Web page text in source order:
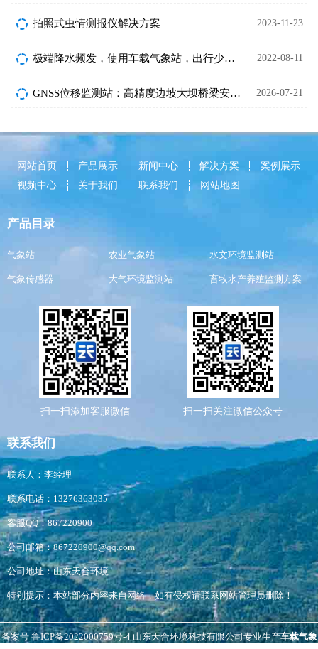
拍照式虫情测报仪解决方案 2023-11-23
极端降水频发，使用车载气象站，出行少烦忧 2022-08-11
GNSS位移监测站：高精度边坡大坝桥梁安全监测设备介绍 2026-07-21
网站首页 产品展示 新闻中心 解决方案
案例展示
视频中心
关于我们 联系我们 网站地图
产品目录
气象站 农业气象站 水文环境监测站
气象传感器 大气环境监测站 畜牧水产养殖监测方案
扫一扫添加客服微信 扫一扫关注微信公众号
联系我们
联系人：李经理
联系电话：13276363035
客服QQ：867220900
公司邮箱：867220900@qq.com
公司地址：山东天合环境
特别提示：本站部分内容来自网络，如有侵权请联系网站管理员删除！
备案号 鲁ICP备2022000759号-4山东天合环境科技有限公司专业生产车载气象